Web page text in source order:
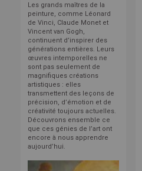
Les grands maîtres de la
peinture, comme Léonard
de Vinci, Claude Monet et
Vincent van Gogh,
continuent d’inspirer des
générations entières. Leurs
œuvres intemporelles ne
sont pas seulement de
magnifiques créations
artistiques : elles
transmettent des leçons de
précision, d’émotion et de
créativité toujours actuelles.
Découvrons ensemble ce
que ces génies de l’art ont
encore à nous apprendre
aujourd’hui.